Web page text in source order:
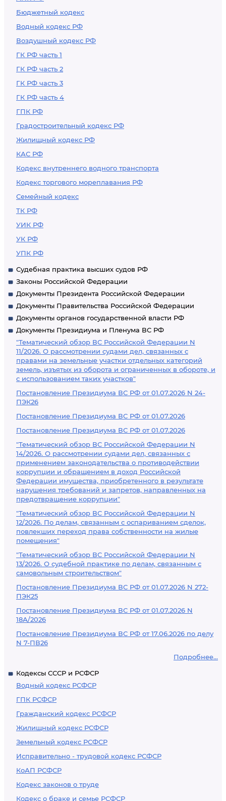
Бюджетный кодекс
Водный кодекс РФ
Воздушный кодекс РФ
ГК РФ часть 1
ГК РФ часть 2
ГК РФ часть 3
ГК РФ часть 4
ГПК РФ
Градостроительный кодекс РФ
Жилищный кодекс РФ
КАС РФ
Кодекс внутреннего водного транспорта
Кодекс торгового мореплавания РФ
Семейный кодекс
ТК РФ
УИК РФ
УК РФ
УПК РФ
Судебная практика высших судов РФ
Законы Российской Федерации
Документы Президента Российской Федерации
Документы Правительства Российской Федерации
Документы органов государственной власти РФ
Документы Президиума и Пленума ВС РФ
"Тематический обзор ВС Российской Федерации N
11/2026. О рассмотрении судами дел, связанных с
правами на земельные участки отдельных категорий
земель, изъятых из оборота и ограниченных в обороте, и
с использованием таких участков"
Постановление Президиума ВС РФ от 01.07.2026 N 24-
ПЭК26
Постановление Президиума ВС РФ от 01.07.2026
Постановление Президиума ВС РФ от 01.07.2026
"Тематический обзор ВС Российской Федерации N
14/2026. О рассмотрении судами дел, связанных с
применением законодательства о противодействии
коррупции и обращением в доход Российской
Федерации имущества, приобретенного в результате
нарушения требований и запретов, направленных на
предотвращение коррупции"
"Тематический обзор ВС Российской Федерации N
12/2026. По делам, связанным с оспариванием сделок,
повлекших переход права собственности на жилые
помещения"
"Тематический обзор ВС Российской Федерации N
13/2026. О судебной практике по делам, связанным с
самовольным строительством"
Постановление Президиума ВС РФ от 01.07.2026 N 272-
ПЭК25
Постановление Президиума ВС РФ от 01.07.2026 N
18А/2026
Постановление Президиума ВС РФ от 17.06.2026 по делу
N 7-ПВ26
Подробнее...
Кодексы СССР и РСФСР
Водный кодекс РСФСР
ГПК РСФСР
Гражданский кодекс РСФСР
Жилищный кодекс РСФСР
Земельный кодекс РСФСР
Исправительно - трудовой кодекс РСФСР
КоАП РСФСР
Кодекс законов о труде
Кодекс о браке и семье РСФСР